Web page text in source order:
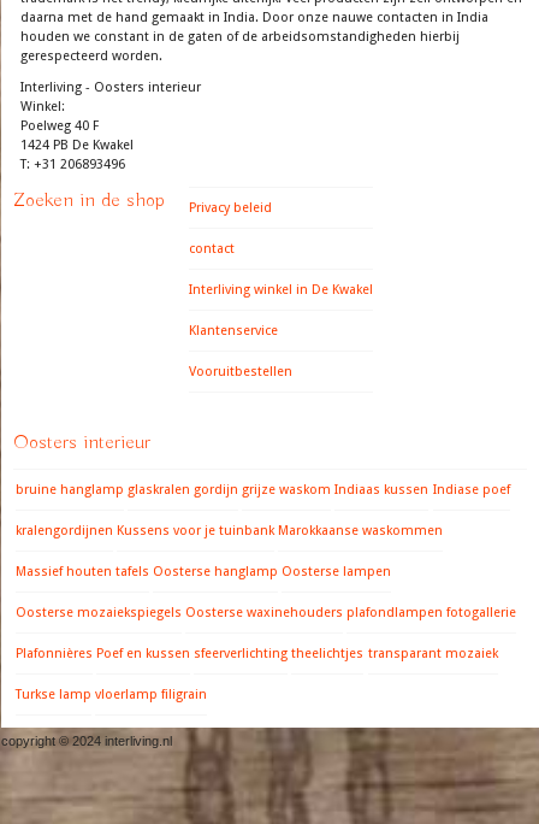
daarna met de hand gemaakt in India. Door onze nauwe contacten in India
houden we constant in de gaten of de arbeidsomstandigheden hierbij
gerespecteerd worden.
Interliving - Oosters interieur
Winkel:
Poelweg 40 F
1424 PB De Kwakel
T: +31 206893496
Zoeken in de shop Privacy beleid
contact
Interliving winkel in De Kwakel
Klantenservice
Vooruitbestellen
Oosters interieur
bruine hanglamp glaskralen gordijn grijze waskom Indiaas kussen Indiase poef
kralengordijnen Kussens voor je tuinbank Marokkaanse waskommen
Massief houten tafels Oosterse hanglamp Oosterse lampen
Oosterse mozaiekspiegels Oosterse waxinehouders plafondlampen fotogallerie
Plafonnières Poef en kussen sfeerverlichting theelichtjes transparant mozaiek
Turkse lamp vloerlamp filigrain
copyright © 2024 interliving.nl